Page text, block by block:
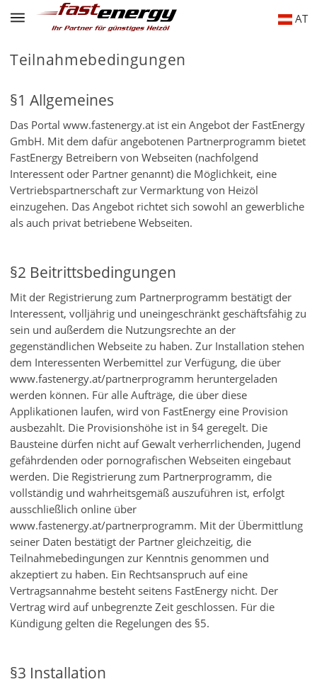
AT
Teilnahmebedingungen
§1 Allgemeines
Das Portal www.fastenergy.at ist ein Angebot der FastEnergy
GmbH. Mit dem dafür angebotenen Partnerprogramm bietet
FastEnergy Betreibern von Webseiten (nachfolgend
Interessent oder Partner genannt) die Möglichkeit, eine
Vertriebspartnerschaft zur Vermarktung von Heizöl
einzugehen. Das Angebot richtet sich sowohl an gewerbliche
als auch privat betriebene Webseiten.
§2 Beitrittsbedingungen
Mit der Registrierung zum Partnerprogramm bestätigt der
Interessent, volljährig und uneingeschränkt geschäftsfähig zu
sein und außerdem die Nutzungsrechte an der
gegenständlichen Webseite zu haben. Zur Installation stehen
dem Interessenten Werbemittel zur Verfügung, die über
www.fastenergy.at/partnerprogramm heruntergeladen
werden können. Für alle Aufträge, die über diese
Applikationen laufen, wird von FastEnergy eine Provision
ausbezahlt. Die Provisionshöhe ist in §4 geregelt. Die
Bausteine dürfen nicht auf Gewalt verherrlichenden, Jugend
gefährdenden oder pornografischen Webseiten eingebaut
werden. Die Registrierung zum Partnerprogramm, die
vollständig und wahrheitsgemäß auszuführen ist, erfolgt
ausschließlich online über
www.fastenergy.at/partnerprogramm. Mit der Übermittlung
seiner Daten bestätigt der Partner gleichzeitig, die
Teilnahmebedingungen zur Kenntnis genommen und
akzeptiert zu haben. Ein Rechtsanspruch auf eine
Vertragsannahme besteht seitens FastEnergy nicht. Der
Vertrag wird auf unbegrenzte Zeit geschlossen. Für die
Kündigung gelten die Regelungen des §5.
§3 Installation